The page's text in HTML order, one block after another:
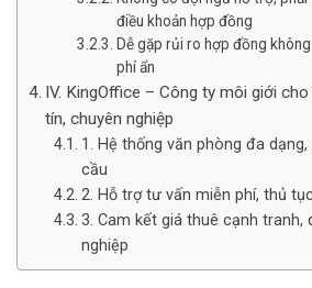
điều khoản hợp đồng
Dễ gặp rủi ro hợp đồng
phí ẩn
IV. KingOffice – Công ty môi giới
tín, chuyên nghiệp
1. Hệ thống văn phòng đa
cầu
2. Hỗ trợ tư vấn miễn phí, thủ
3. Cam kết giá thuê cạnh tranh,
nghiệp